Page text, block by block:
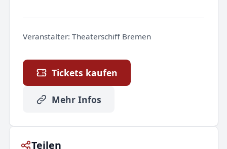
Veranstalter: Theaterschiff Bremen
Tickets kaufen
Mehr Infos
Teilen